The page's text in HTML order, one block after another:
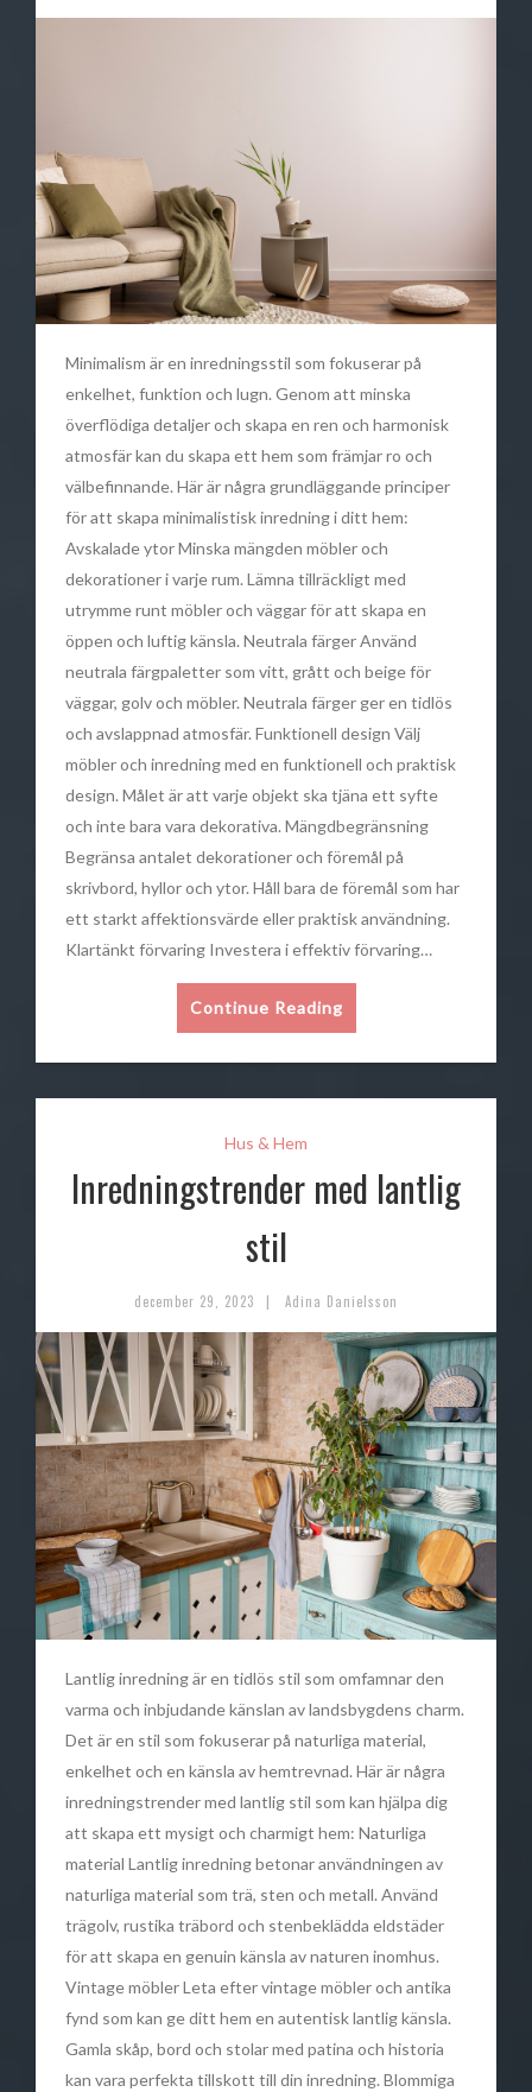
Minimalism är en inredningsstil som fokuserar på
enkelhet, funktion och lugn. Genom att minska
överflödiga detaljer och skapa en ren och harmonisk
atmosfär kan du skapa ett hem som främjar ro och
välbefinnande. Här är några grundläggande principer
för att skapa minimalistisk inredning i ditt hem:
Avskalade ytor Minska mängden möbler och
dekorationer i varje rum. Lämna tillräckligt med
utrymme runt möbler och väggar för att skapa en
öppen och luftig känsla. Neutrala färger Använd
neutrala färgpaletter som vitt, grått och beige för
väggar, golv och möbler. Neutrala färger ger en tidlös
och avslappnad atmosfär. Funktionell design Välj
möbler och inredning med en funktionell och praktisk
design. Målet är att varje objekt ska tjäna ett syfte
och inte bara vara dekorativa. Mängdbegränsning
Begränsa antalet dekorationer och föremål på
skrivbord, hyllor och ytor. Håll bara de föremål som har
ett starkt affektionsvärde eller praktisk användning.
Klartänkt förvaring Investera i effektiv förvaring…
Continue Reading
Hus & Hem
Inredningstrender med lantlig
stil
december 29, 2023 | Adina Danielsson
Lantlig inredning är en tidlös stil som omfamnar den
varma och inbjudande känslan av landsbygdens charm.
Det är en stil som fokuserar på naturliga material,
enkelhet och en känsla av hemtrevnad. Här är några
inredningstrender med lantlig stil som kan hjälpa dig
att skapa ett mysigt och charmigt hem: Naturliga
material Lantlig inredning betonar användningen av
naturliga material som trä, sten och metall. Använd
trägolv, rustika träbord och stenbeklädda eldstäder
för att skapa en genuin känsla av naturen inomhus.
Vintage möbler Leta efter vintage möbler och antika
fynd som kan ge ditt hem en autentisk lantlig känsla.
Gamla skåp, bord och stolar med patina och historia
kan vara perfekta tillskott till din inredning. Blommiga